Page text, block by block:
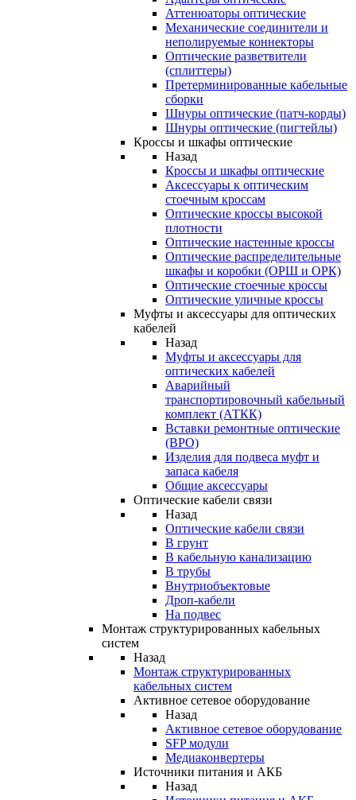
Аттенюаторы оптические
Механические соединители и
неполируемые коннекторы
Оптические разветвители
(сплиттеры)
Претерминированные кабельные
сборки
Шнуры оптические (патч-корды)
Шнуры оптические (пигтейлы)
Кроссы и шкафы оптические
Назад
Кроссы и шкафы оптические
Аксессуары к оптическим
стоечным кроссам
Оптические кроссы высокой
плотности
Оптические настенные кроссы
Оптические распределительные
шкафы и коробки (ОРШ и ОРК)
Оптические стоечные кроссы
Оптические уличные кроссы
Муфты и аксессуары для оптических
кабелей
Назад
Муфты и аксессуары для
оптических кабелей
Аварийный
транспортировочный кабельный
комплект (АТКК)
Вставки ремонтные оптические
(ВРО)
Изделия для подвеса муфт и
запаса кабеля
Общие аксессуары
Оптические кабели связи
Назад
Оптические кабели связи
В грунт
В кабельную канализацию
В трубы
Внутриобъектовые
Дроп-кабели
На подвес
Монтаж структурированных кабельных
систем
Назад
Монтаж структурированных
кабельных систем
Активное сетевое оборудование
Назад
Активное сетевое оборудование
SFP модули
Медиаконвертеры
Источники питания и АКБ
Назад